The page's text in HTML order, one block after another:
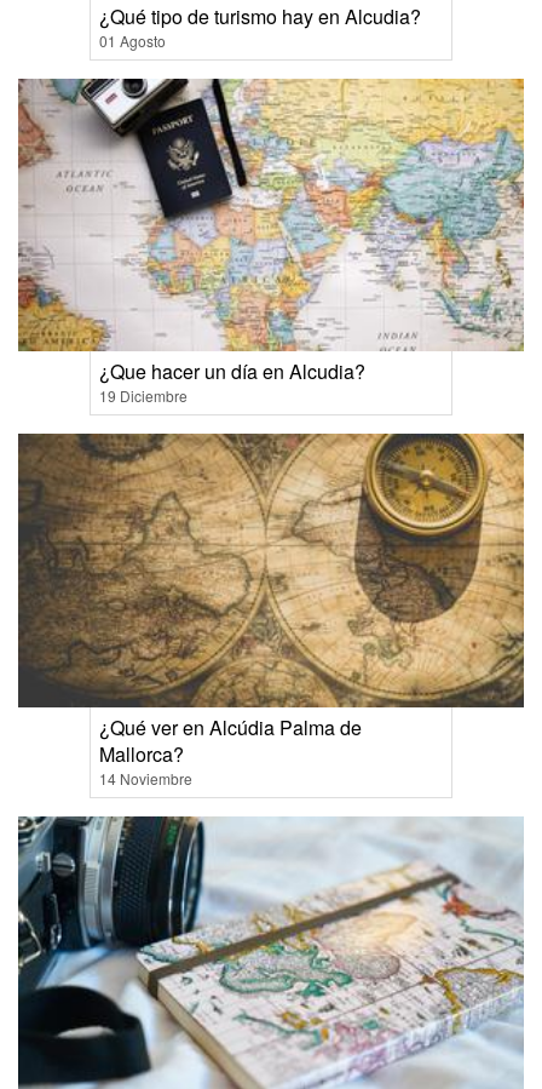
¿Qué tipo de turismo hay en Alcudia?
01 Agosto
¿Que hacer un día en Alcudia?
19 Diciembre
¿Qué ver en Alcúdia Palma de
Mallorca?
14 Noviembre